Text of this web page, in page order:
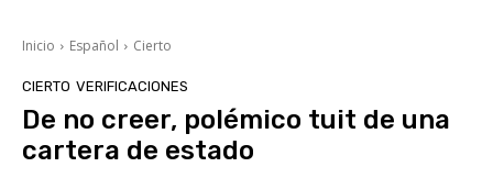
Inicio Español Cierto
CIERTO VERIFICACIONES
De no creer, polémico tuit de una
cartera de estado